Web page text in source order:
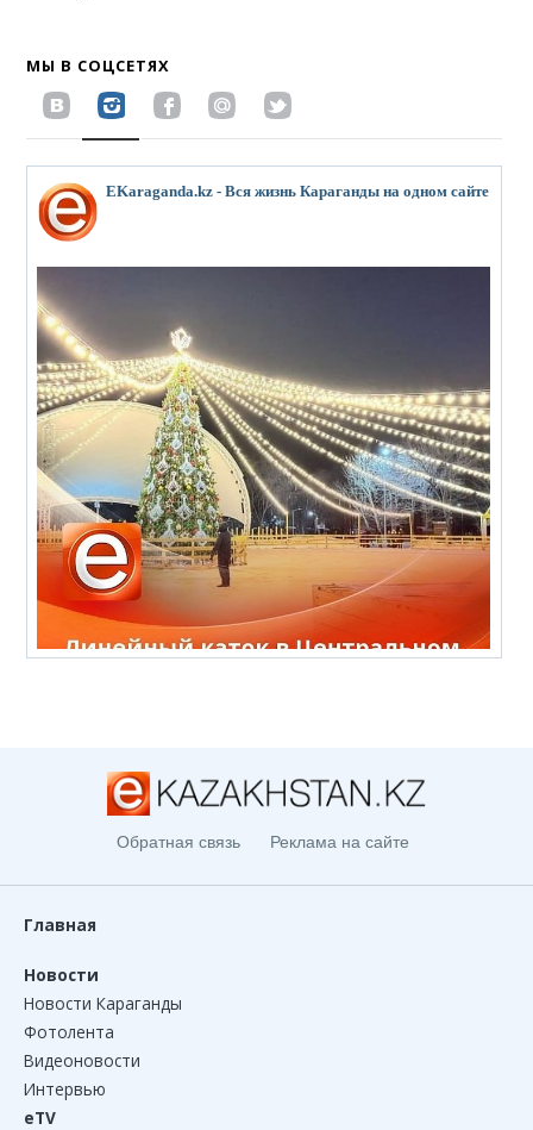
МЫ В СОЦСЕТЯХ
EKaraganda.kz - Вся жизнь Караганды на одном сайте
Обратная связь Реклама на сайте
Главная
Новости
Новости Караганды
Фотолента
Видеоновости
Интервью
eTV